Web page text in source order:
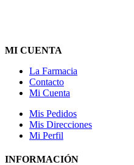
MI CUENTA
La Farmacia
Contacto
Mi Cuenta
Mis Pedidos
Mis Direcciones
Mi Perfil
INFORMACIÓN